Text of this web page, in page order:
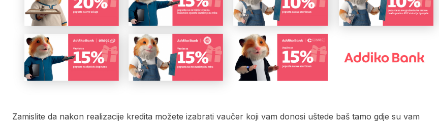
Zamislite da nakon realizacije kredita možete izabrati vaučer koji vam donosi uštede baš tamo gdje su vam